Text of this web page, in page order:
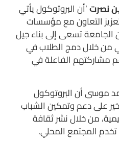
نصرت’أن البروتوكول يأتي
التعاون مع مؤسسات
الجامعة تسعى إلى بناء جيل
من خلال دمج الطلاب في
مشاركتهم الفاعلة في
موسى أن البروتوكول
على دعم وتمكين الشباب
من خلال نشر ثقافة
تخدم المجتمع المحلي.